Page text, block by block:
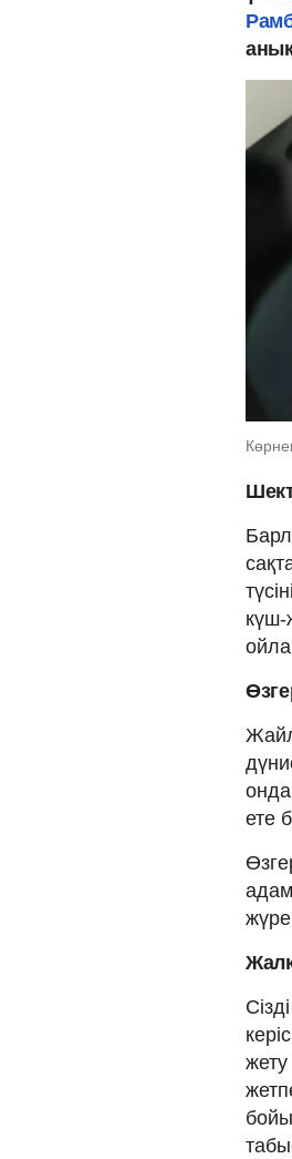
күш-
ете